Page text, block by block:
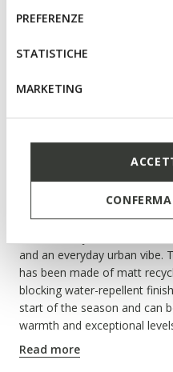
informazioni o per
tue impostazioni, visita la
consenso
PREFERENZE
STATISTICHE
MARKETING
Warrens Man
country you are currently in.
and an everyday urban vibe.
has been made of matt
blocking water-repellent
start of the season and can
warmth and exceptional
for travelling too.
ITEM CODE:
Read more